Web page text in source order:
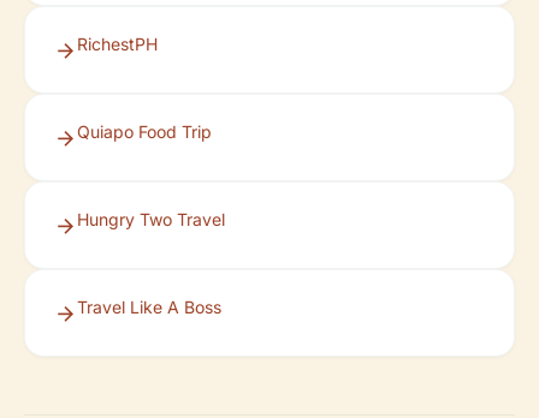
RichestPH
Quiapo Food Trip
Hungry Two Travel
Travel Like A Boss